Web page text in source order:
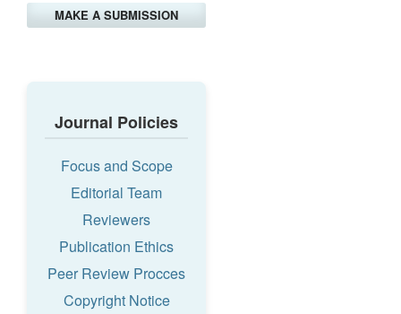
MAKE A SUBMISSION
Journal Policies
Focus and Scope
Editorial Team
Reviewers
Publication Ethics
Peer Review Procces
Copyright Notice